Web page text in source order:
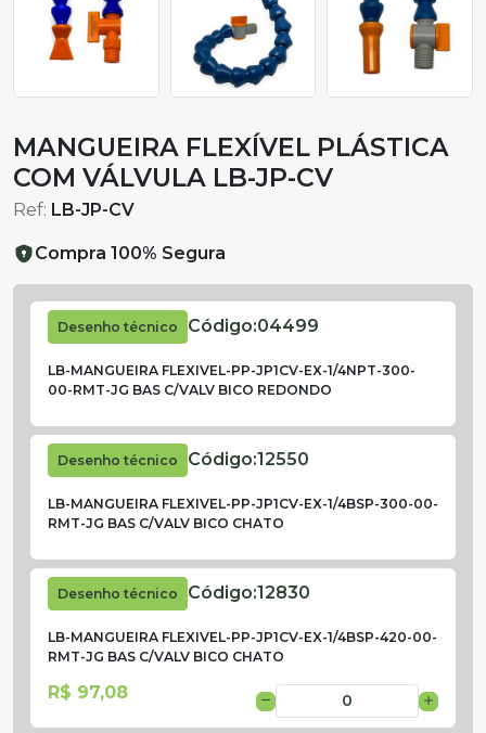
MANGUEIRA FLEXÍVEL PLÁSTICA
COM VÁLVULA LB-JP-CV
Ref: LB-JP-CV
Compra 100% Segura
Desenho técnico Código:04499
LB-MANGUEIRA FLEXIVEL-PP-JP1CV-EX-1/4NPT-300-
00-RMT-JG BAS C/VALV BICO REDONDO
Desenho técnico Código:12550
LB-MANGUEIRA FLEXIVEL-PP-JP1CV-EX-1/4BSP-300-00-
RMT-JG BAS C/VALV BICO CHATO
Desenho técnico Código:12830
LB-MANGUEIRA FLEXIVEL-PP-JP1CV-EX-1/4BSP-420-00-
RMT-JG BAS C/VALV BICO CHATO
R$ 97,08